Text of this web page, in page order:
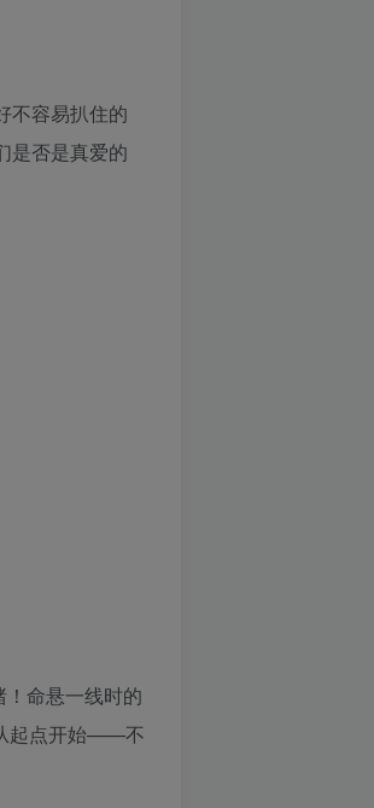
不容易扒住的
是否是真爱的
命悬一线时的
起点开始——不